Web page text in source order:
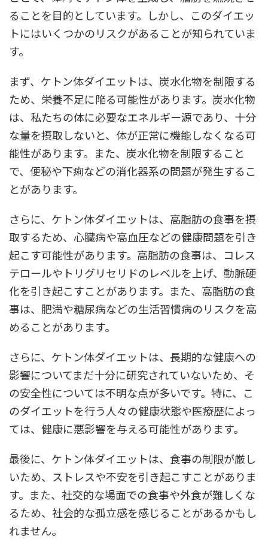
ることを目的としています。しかし、このダイエッ
トにはいくつかのリスクがあることが知られていま
す。
まず、ケトン体ダイエットは、炭水化物を制限する
ため、栄養不足に陥る可能性があります。炭水化物
は、私たちの体に必要なエネルギー源であり、十分
な量を摂取しないと、体が正常に機能しなくなる可
能性があります。また、炭水化物を制限すること
で、便秘や下痢などの消化器系の問題が発生するこ
とがあります。
さらに、ケトン体ダイエットは、高脂肪の食事を摂
取するため、心臓病や高血圧などの健康問題を引き
起こす可能性があります。高脂肪の食事は、コレス
テロールやトリグリセリドのレベルを上げ、動脈硬
化を引き起こすことがあります。また、高脂肪の食
事は、肥満や糖尿病などの生活習慣病のリスクを高
めることがあります。
さらに、ケトン体ダイエットは、長期的な健康への
影響についてまだ十分に研究されていないため、そ
の安全性については不明な点が多いです。特に、こ
のダイエットを行う人々の健康状態や医療歴によっ
ては、健康に悪影響を与える可能性があります。
最後に、ケトン体ダイエットは、食事の制限が厳し
いため、ストレスや不安を引き起こすことがありま
す。また、社交的な場面での食事や外食が難しくな
るため、社会的な孤立感を感じることがあるかもし
れません。